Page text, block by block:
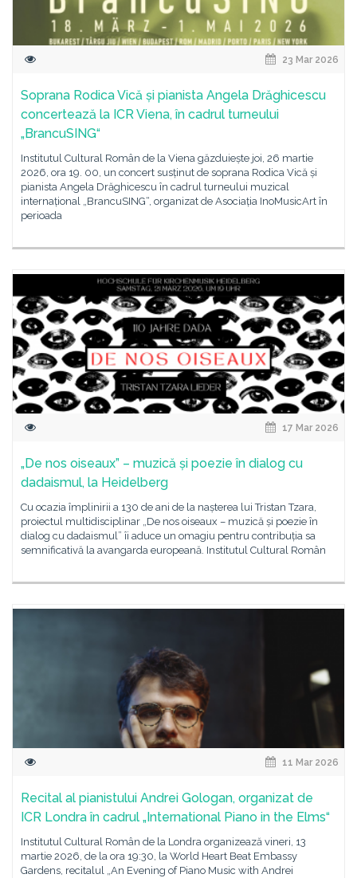
23 Mar 2026
Soprana Rodica Vică și pianista Angela Drăghicescu
concertează la ICR Viena, în cadrul turneului
„BrancuSING“
Institutul Cultural Român de la Viena găzduiește joi, 26 martie
2026, ora 19. 00, un concert susținut de soprana Rodica Vică și
pianista Angela Drăghicescu în cadrul turneului muzical
internațional „BrancuSING“, organizat de Asociația InoMusicArt în
perioada
17 Mar 2026
„De nos oiseaux” – muzică și poezie în dialog cu
dadaismul, la Heidelberg
Cu ocazia împlinirii a 130 de ani de la nașterea lui Tristan Tzara,
proiectul multidisciplinar „De nos oiseaux – muzică și poezie în
dialog cu dadaismul” îi aduce un omagiu pentru contribuția sa
semnificativă la avangarda europeană. Institutul Cultural Român
11 Mar 2026
Recital al pianistului Andrei Gologan, organizat de
ICR Londra în cadrul „International Piano in the Elms“
Institutul Cultural Român de la Londra organizează vineri, 13
martie 2026, de la ora 19:30, la World Heart Beat Embassy
Gardens, recitalul „An Evening of Piano Music with Andrei